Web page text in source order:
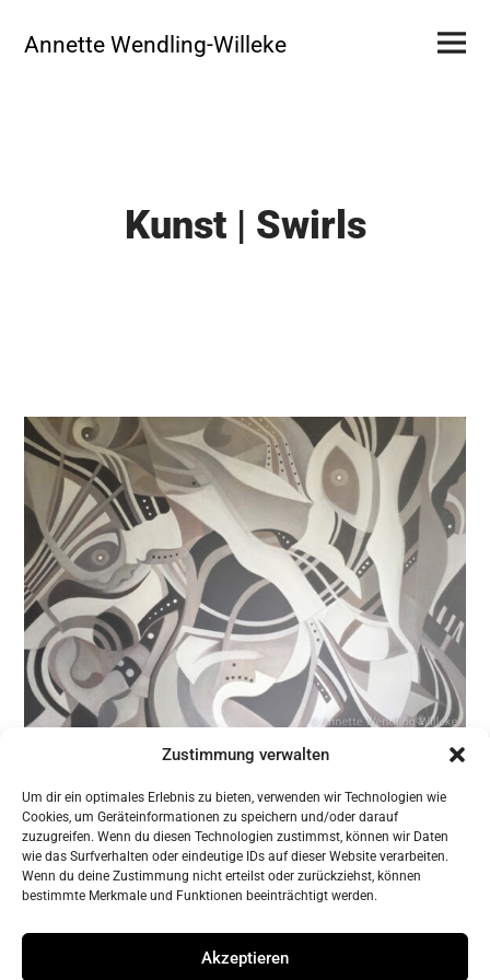
Zustimmung verwalten
Um dir ein optimales Erlebnis zu bieten, verwenden wir Technologien wie
Cookies, um Geräteinformationen zu speichern und/oder darauf
zuzugreifen. Wenn du diesen Technologien zustimmst, können wir Daten
wie das Surfverhalten oder eindeutige IDs auf dieser Website verarbeiten.
Wenn du deine Zustimmung nicht erteilst oder zurückziehst, können
bestimmte Merkmale und Funktionen beeinträchtigt werden.
Akzeptieren
content
Annette Wendling-Willeke
Menu
Kunst | Swirls
zurück zur Übersicht
Gerne teilen Sie diese Seite